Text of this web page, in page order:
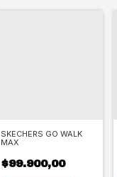
SKECHERS GO WALK
MAX
$99.900,00